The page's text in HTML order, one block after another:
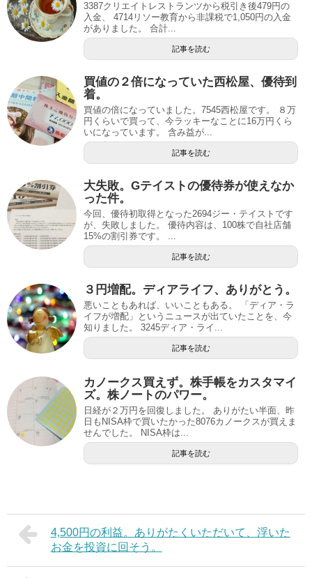
3387クリエイトレストランツから税引き後479円の
入金、 4714リソー教育から非課税で1,050円の入金
がありました。 合計...
記事を読む
買値の２倍になっていた西松屋、優待到
着。
買値の倍になっていました。7545西松屋です。 ８万
円くらいで買って、今ラッキーなことに16万円くら
いになっています。 含み益が...
記事を読む
大失敗。Gテイストの優待券が使えなか
った件。
今回、優待初取得となった2694ジー・テイストです
が、失敗しました。 優待内容は、100株で自社店舗
15%の割引券です。 ...
記事を読む
３円増配。ディアライフ、ありがとう。
悪いこともあれば、いいこともある。 「ディア・ラ
イフが増配」というニュースが出ていたことを、今
知りました。 3245ディア・ライ...
記事を読む
カノークス買えず。株手帳をカスタマイ
ズ。株ノートのパワー。
日経が２万円を回復しました。 ありがたい半面、昨
日もNISA枠で買いたかった8076カノークスが買えま
せんでした。 NISA枠は...
記事を読む
4,500円の利益。ありがたくいただいて、浮いた
お金を投資に回そう。